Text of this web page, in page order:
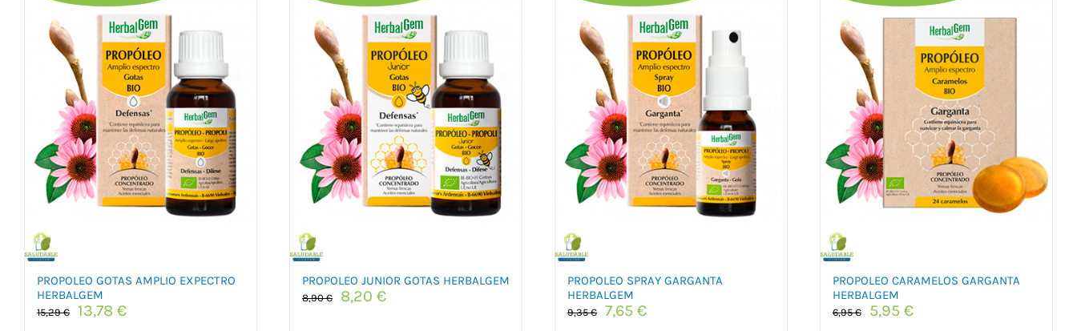
PROPOLEO GOTAS AMPLIO EXPECTRO
HERBALGEM
15,29€
El
13,78 €El
PROPOLEO JUNIOR GOTAS HERBALGEM
8,90€
El
8,20 €El
PROPOLEO SPRAY GARGANTA
HERBALGEM
9,35€
El
7,65 €El
PROPOLEO CARAMELOS GARGANTA
HERBALGEM
6,95€
El
5,95 €El